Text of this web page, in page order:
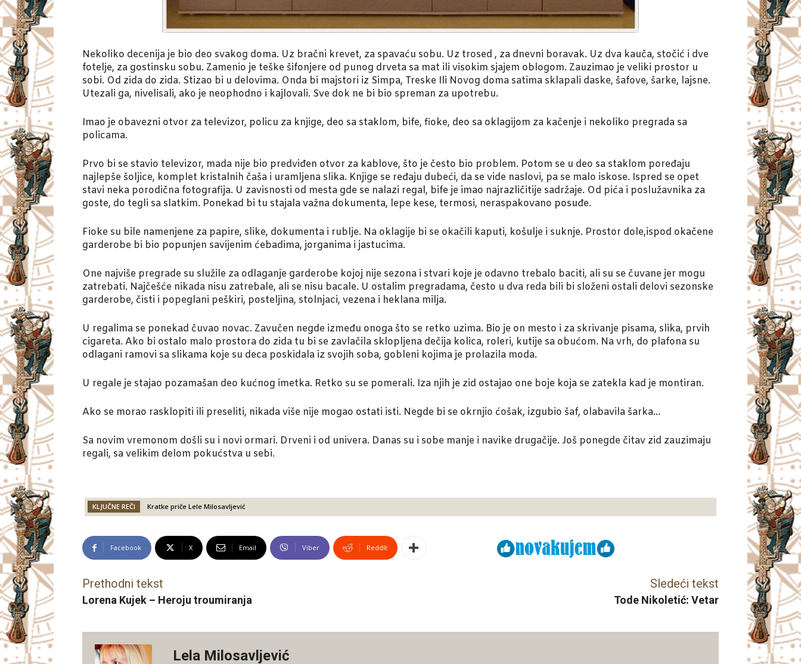
Nekoliko decenija je bio deo svakog doma. Uz bračni krevet, za spavaću sobu. Uz trosed , za dnevni boravak. Uz dva kauča, stočić i dve
fotelje, za gostinsku sobu. Zamenio je teške šifonjere od punog drveta sa mat ili visokim sjajem oblogom. Zauzimao je veliki prostor u
sobi. Od zida do zida. Stizao bi u delovima. Onda bi majstori iz Simpa, Treske Ili Novog doma satima sklapali daske, šafove, šarke, lajsne.
Utezali ga, nivelisali, ako je neophodno i kajlovali. Sve dok ne bi bio spreman za upotrebu.
Imao je obavezni otvor za televizor, policu za knjige, deo sa staklom, bife, fioke, deo sa oklagijom za kačenje i nekoliko pregrada sa
policama.
Prvo bi se stavio televizor, mada nije bio predviđen otvor za kablove, što je često bio problem. Potom se u deo sa staklom poređaju
najlepše šoljice, komplet kristalnih čaša i uramljena slika. Knjige se ređaju dubeći, da se vide naslovi, pa se malo iskose. Ispred se opet
stavi neka porodična fotografija. U zavisnosti od mesta gde se nalazi regal, bife je imao najrazličitije sadržaje. Od pića i poslužavnika za
goste, do tegli sa slatkim. Ponekad bi tu stajala važna dokumenta, lepe kese, termosi, neraspakovano posuđe.
Fioke su bile namenjene za papire, slike, dokumenta i rublje. Na oklagije bi se okačili kaputi, košulje i suknje. Prostor dole,ispod okačene
garderobe bi bio popunjen savijenim ćebadima, jorganima i jastucima.
One najviše pregrade su služile za odlaganje garderobe kojoj nije sezona i stvari koje je odavno trebalo baciti, ali su se čuvane jer mogu
zatrebati. Najčešće nikada nisu zatrebale, ali se nisu bacale. U ostalim pregradama, često u dva reda bili bi složeni ostali delovi sezonske
garderobe, čisti i popeglani peškiri, posteljina, stolnjaci, vezena i heklana milja.
U regalima se ponekad čuvao novac. Zavučen negde između onoga što se retko uzima. Bio je on mesto i za skrivanje pisama, slika, prvih
cigareta. Ako bi ostalo malo prostora do zida tu bi se zavlačila sklopljena dečija kolica, roleri, kutije sa obućom. Na vrh, do plafona su
odlagani ramovi sa slikama koje su deca poskidala iz svojih soba, gobleni kojima je prolazila moda.
U regale je stajao pozamašan deo kućnog imetka. Retko su se pomerali. Iza njih je zid ostajao one boje koja se zatekla kad je montiran.
Ako se morao rasklopiti ili preseliti, nikada više nije mogao ostati isti. Negde bi se okrnjio ćošak, izgubio šaf, olabavila šarka…
Sa novim vremonom došli su i novi ormari. Drveni i od univera. Danas su i sobe manje i navike drugačije. Još ponegde čitav zid zauzimaju
regali, sa velikim delom pokućstva u sebi.
KLJUČNE REČI Kratke priče Lele Milosavljević
Facebook X Email Viber ReddIt
Prethodni tekst
Lorena Kujek – Heroju troumiranja
Sledeći tekst
Tode Nikoletić: Vetar
Lela Milosavljević